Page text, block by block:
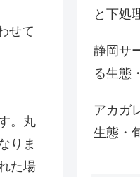
せて
。丸
りま
た場
と下処
静岡サ
る生態
アカガ
生態・